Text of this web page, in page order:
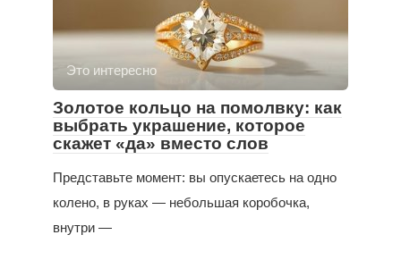
Это интересно
Золотое кольцо на помолвку: как
выбрать украшение, которое
скажет «да» вместо слов
Представьте момент: вы опускаетесь на одно
колено, в руках — небольшая коробочка,
внутри —